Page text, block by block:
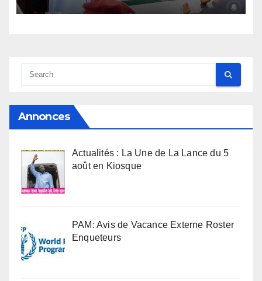
l’armée rassure
Annonces
Actualités : La Une de La Lance du 5
août en Kiosque
PAM: Avis de Vacance Externe Roster
Enqueteurs